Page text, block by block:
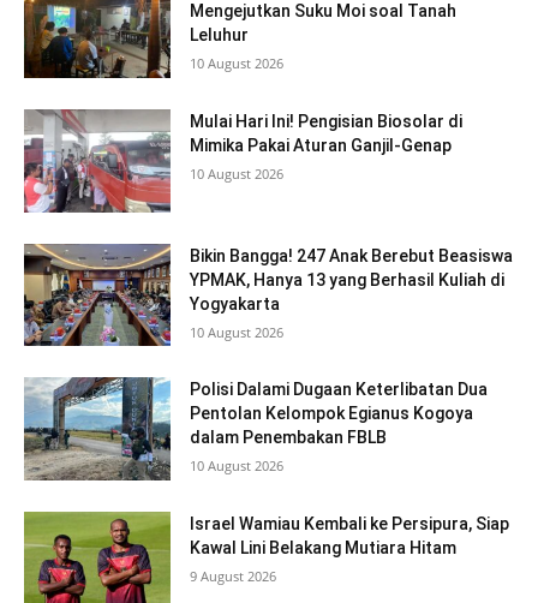
Mengejutkan Suku Moi soal Tanah
Leluhur
10 August 2026
Mulai Hari Ini! Pengisian Biosolar di
Mimika Pakai Aturan Ganjil-Genap
10 August 2026
Bikin Bangga! 247 Anak Berebut Beasiswa
YPMAK, Hanya 13 yang Berhasil Kuliah di
Yogyakarta
10 August 2026
Polisi Dalami Dugaan Keterlibatan Dua
Pentolan Kelompok Egianus Kogoya
dalam Penembakan FBLB
10 August 2026
Israel Wamiau Kembali ke Persipura, Siap
Kawal Lini Belakang Mutiara Hitam
9 August 2026